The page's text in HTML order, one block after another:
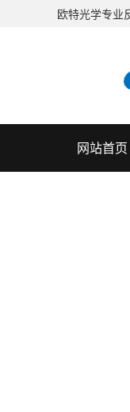
欧特光学专业
网站首页